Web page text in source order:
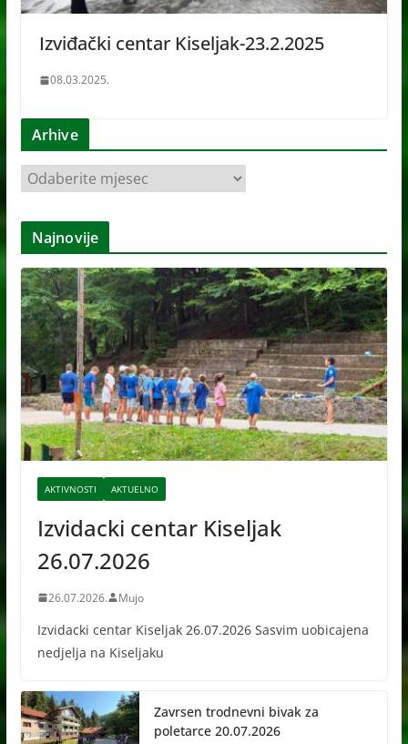
Izviđački centar Kiseljak-23.2.2025
08.03.2025.
Arhive
h
v
e
Najnovije
AKTIVNOSTI AKTUELNO
Izvidacki centar Kiseljak
26.07.2026
26.07.2026. Mujo
Izvidacki centar Kiseljak 26.07.2026 Sasvim uobicajena
nedjelja na Kiseljaku
Zavrsen trodnevni bivak za
poletarce 20.07.2026